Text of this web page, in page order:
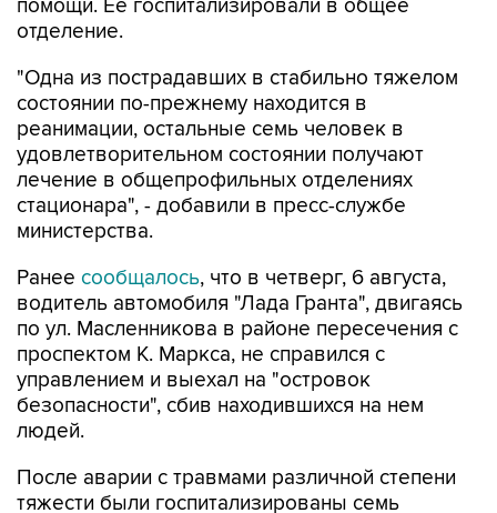
"Одна из пострадавших в стабильно тяжелом
реанимации, остальные семь человек в
удовлетворительном состоянии получают
лечение в общепрофильных отделениях
стационара", - добавили в пресс-службе
министерства.
Ранеесообщалось
по ул. Масленникова в районе пересечения с
проспектом К. Маркса, не справился с
управлением и выехал на "островок
безопасности", сбив находившихся на нем
людей.
После аварии с травмами различной степени
пешеходов и водитель автомобиля.